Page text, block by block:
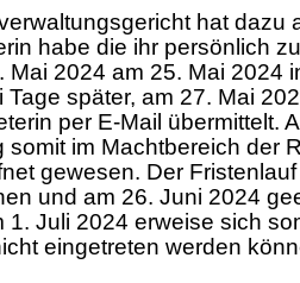
hat dazu
habe die ihr persönlich
Mai 2024 am 25. Mai 2024
Tage später, am 27. Mai
per E-Mail übermittelt.
somit im Machtbereich der
gewesen. Der
und am 26. Juni 2024
1. Juli 2024 erweise sich
eingetreten werden